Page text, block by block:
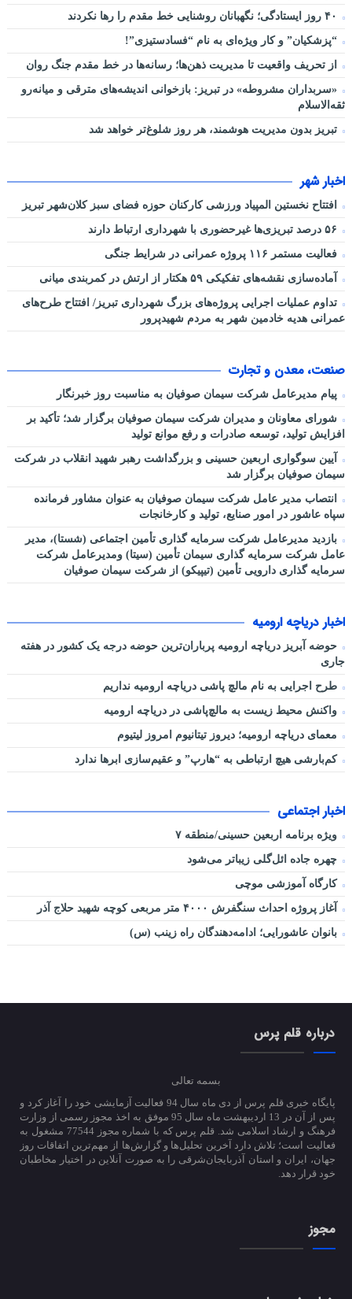
“پزشکیان” و کار ویژه‌ای به نام “فسادستیزی”!
از تحریف واقعیت تا مدیریت ذهن‌ها؛ رسانه‌ها در خط مقدم جنگ روان
«سربداران مشروطه» در تبریز: بازخوانی اندیشه‌های مترقی و میانه‌رو
ثقه‌الاسلام
تبریز بدون مدیریت هوشمند، هر روز شلوغ‌تر خواهد شد
اخبار شهر
افتتاح نخستین المپیاد ورزشی کارکنان حوزه فضای سبز کلان‌شهر تبریز
فعالیت مستمر ۱۱۶ پروژه عمرانی در شرایط جنگی
آماده‌سازی نقشه‌های تفکیکی ۵۹ هکتار از ارتش در کمربندی میانی
تداوم عملیات اجرایی پروژه‌های بزرگ شهرداری تبریز/ افتتاح طرح‌های
عمرانی هدیه خادمین شهر به مردم شهیدپرور
صنعت، معدن و تجارت
پیام مدیرعامل شرکت سیمان صوفیان به مناسبت روز خبرنگار
شورای معاونان و مدیران شرکت سیمان صوفیان برگزار شد؛ تأکید بر
افزایش تولید، توسعه صادرات و رفع موانع تولید
آیین سوگواری اربعین حسینی و بزرگداشت رهبر شهید انقلاب در شرکت
سیمان صوفیان برگزار شد
انتصاب مدیر عامل شرکت سیمان صوفیان به عنوان مشاور فرمانده
سپاه عاشور در امور صنایع، تولید و کارخانجات
بازدید مدیرعامل شرکت سرمایه گذاری تأمین اجتماعی (شستا)، مدیر
عامل شرکت سرمایه گذاری سیمان تأمین (سیتا) ومدیرعامل شرکت
سرمایه گذاری دارویی تأمین (تیپیکو) از شرکت سیمان صوفیان
اخبار دریاچه ارومیه
حوضه آبریز دریاچه ارومیه پرباران‌ترین حوضه‌ درجه یک کشور در هفته
جاری
طرح اجرایی به نام مالچ پاشی دریاچه ارومیه نداریم
واکنش محیط زیست به مالچ‌پاشی در دریاچه ارومیه
معمای دریاچه ارومیه؛ دیروز تیتانیوم امروز لیتیوم
کم‌بارشی هیچ ارتباطی به “هارپ” و عقیم‌سازی ابرها ندارد
اخبار اجتماعی
ویژه برنامه اربعین حسینی/منطقه ۷
چهره جاده ائل‌گلی زیباتر می‌شود
کارگاه آموزشی موچی
آغاز پروژه احداث سنگفرش ۴۰۰۰ متر مربعی کوچه شهید حلاج آذر
بانوان عاشورایی؛ ادامه‌دهندگان راه زینب (س)
درباره قلم پرس
بسمه تعالی
پایگاه خبری قلم پرس از دی ماه سال 94 فعالیت آزمایشی خود را آغاز کرد و
پس از آن در 13 اردیبهشت ماه سال 95 موفق به اخذ مجوز رسمی از وزارت
فرهنگ و ارشاد اسلامی شد. قلم پرس که با شماره مجوز 77544 مشغول به
فعالیت است؛ تلاش دارد آخرین تحلیل‌ها و گزارش‌ها از مهم‌ترین اتفاقات روز
جهان، ایران و استان آذربایجان‌شرقی را به صورت آنلاین در اختیار مخاطبان
خود قرار دهد.
مجوز